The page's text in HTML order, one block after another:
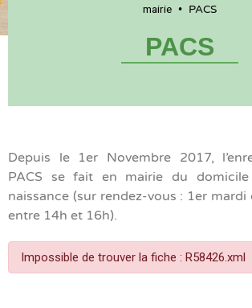
mairie • PACS
PACS
Depuis le 1er Novembre 2017,
PACS se fait en mairie du
naissance (sur rendez-vous : 1er mardi
entre 14h et 16h).
Impossible de trouver la fiche : R58426.xml